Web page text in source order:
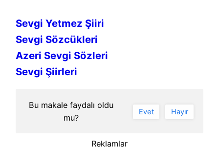
Sevgi Yetmez Şiiri
Sevgi Sözcükleri
Azeri Sevgi Sözleri
Sevgi Şiirleri
Bu makale faydalı oldu
mu?
Evet Hayır
Reklamlar